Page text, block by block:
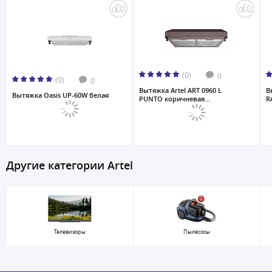
(0) 0
Вытяжка Oasis UP-60W белая
(0) 0
Вытяжка Artel ART 0960 L
PUNTO коричневая...
Другие категории Artel
Телевизоры Пылесосы